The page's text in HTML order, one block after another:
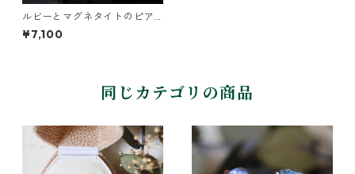
ルビーとマグネタイトのピア
ス
¥7,100
同じカテゴリの商品